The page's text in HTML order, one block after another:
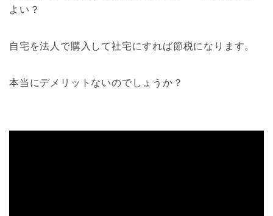
よい？
自宅を法人で購入して社宅にすれば節税になります。
本当にデメリットないのでしょうか？